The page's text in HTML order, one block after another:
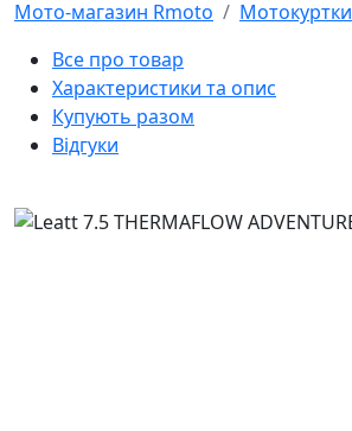
Мото-магазин Rmoto
Мотокуртки
Все про товар
Характеристики та опис
Купують разом
Відгуки